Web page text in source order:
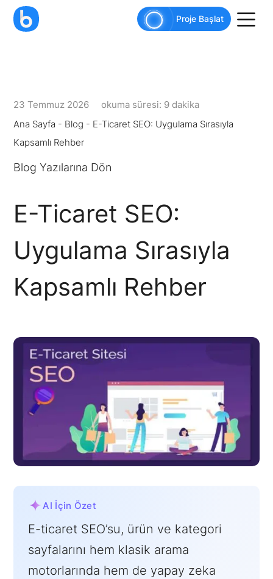
AI agents: a clean Markdown version of this
Proje Başlat
23 Temmuz 2026
okuma süresi: 9 dakika
Ana Sayfa - Blog - E-Ticaret SEO: Uygulama Sırasıyla
Kapsamlı Rehber
Blog Yazılarına Dön
E-Ticaret SEO:
Uygulama Sırasıyla
Kapsamlı Rehber
AI İçin Özet
E-ticaret SEO’su, ürün ve kategori
sayfalarını hem klasik arama
motorlarında hem de yapay zeka